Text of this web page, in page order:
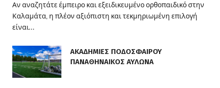
Αν αναζητάτε έμπειρο και εξειδικευμένο ορθοπαιδικό στην
Καλαμάτα, η πλέον αξιόπιστη και τεκμηριωμένη επιλογή
είναι…
ΑΚΑΔΗΜΙΕΣ ΠΟΔΟΣΦΑΙΡΟΥ
ΠΑΝΑΘΗΝΑΙΚΟΣ ΑΥΛΩΝΑ